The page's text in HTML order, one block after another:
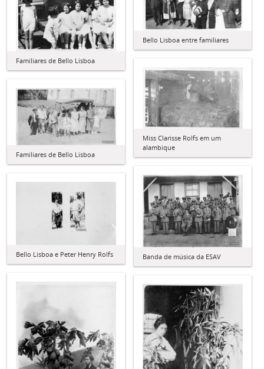
Bello Lisboa entre familiares
Familiares de Bello Lisboa
Miss Clarisse Rolfs em um
alambique
Familiares de Bello Lisboa
Banda de música da ESAV
Bello Lisboa e Peter Henry Rolfs